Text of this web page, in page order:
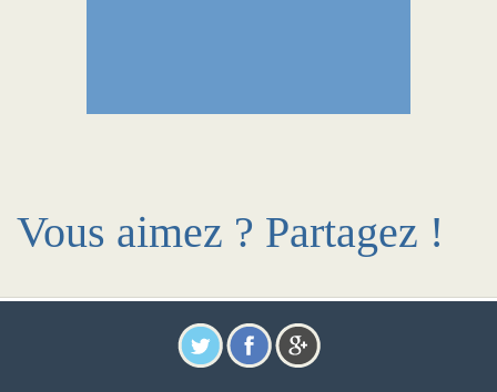
Vous aimez ? Partagez !